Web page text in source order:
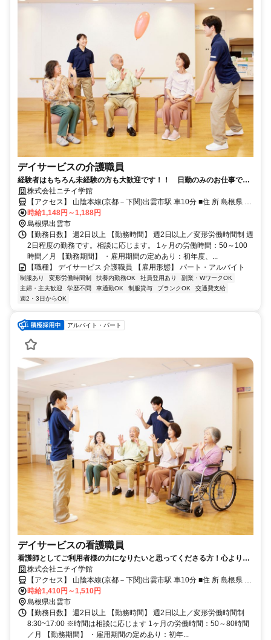
デイサービスの介護職員
経験者はもちろん未経験の方も大歓迎です！！ 日勤のみのお仕事で
す。送迎業務できる方歓迎！
株式会社ニチイ学館
【アクセス】 山陰本線(京都－下関)出雲市駅 車10分 ■住 所 島根県 出
雲市 大津朝倉3-4-5 ■アクセス 山陰本線(京都－下関)出雲市駅 車10分
時給1,148円～1,188円
島根県出雲市
【勤務日数】 週2日以上 【勤務時間】 週2日以上／変形労働時間制 週
2日程度の勤務です。相談に応じます。 1ヶ月の労働時間：50～100
時間／月 【勤務期間】 ・雇用期間の定めあり：初年度、...
【職種】 デイサービス 介護職員 【雇用形態】 パート・アルバイト
制服あり 変形労働時間制 扶養内勤務OK 社員登用あり
副業・WワークOK
主婦・主夫歓迎
学歴不問 車通勤OK 制服貸与 ブランクOK
交通費支給
週2・3日からOK
アルバイト・パート
デイサービスの看護職員
看護師としてご利用者様の力になりたいと思ってくださる方！心よりお
待ちしております。
株式会社ニチイ学館
【アクセス】 山陰本線(京都－下関)出雲市駅 車10分 ■住 所 島根県 出
雲市 大津朝倉3-4-5 ■アクセス 山陰本線(京都－下関)出雲市駅 車10分
時給1,410円～1,510円
島根県出雲市
【勤務日数】 週2日以上 【勤務時間】 週2日以上／変形労働時間制
8:30~17:00 ※時間は相談に応じます 1ヶ月の労働時間：50～80時間
／月 【勤務期間】 ・雇用期間の定めあり：初年...